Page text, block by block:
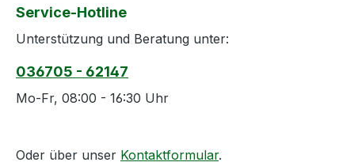
Service-Hotline
Unterstützung und Beratung unter:
036705 - 62147
Mo-Fr, 08:00 - 16:30 Uhr
Oder über unser Kontaktformular.